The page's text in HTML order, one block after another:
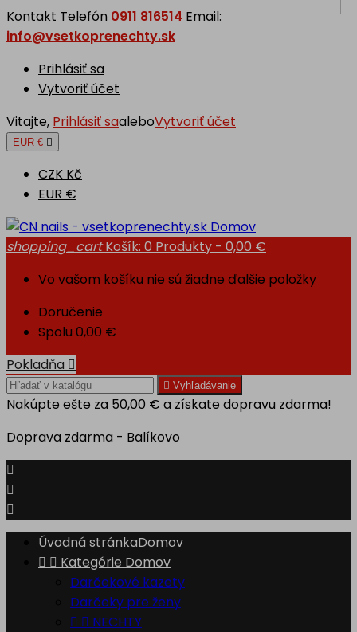
Kontakt Telefón 0911 816514 Email:
info@vsetkoprenechty.sk
Prihlásiť sa
Vytvoriť účet
Vitajte, Prihlásiť saaleboVytvoriť účet
EUR € 
CZK Kč
EUR €
Domov
shopping_cart Košík: 0 Produkty - 0,00 €
Vo vašom košíku nie sú žiadne ďalšie položky
Doručenie
Spolu 0,00 €
Pokladňa 
 Vyhľadávanie
Nakúpte ešte za 50,00 € a získate dopravu zdarma!
Doprava zdarma - Balíkovo



Úvodná stránkaDomov
  Kategórie Domov
Darčekové kazety
Darčeky pre ženy
  NECHTY